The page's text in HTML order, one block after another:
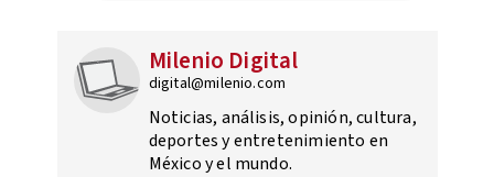
Milenio Digital
digital@milenio.com
Noticias, análisis, opinión, cultura,
deportes y entretenimiento en
México y el mundo.